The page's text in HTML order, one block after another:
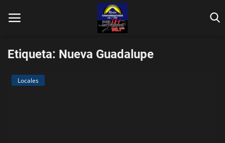
Etiqueta: Nueva Guadalupe
Locales